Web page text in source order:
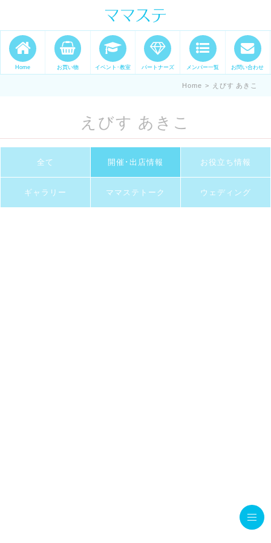
ママの才能発信します。 手づくり
表現ステージ ママステ スキル・セ
ンスを表現したいママが集まって
Home お買い物 イベント･教室 パートナーズ メンバー一覧 お問い合わせ
Home > えびす あきこ
えびす あきこ
全て 開催･出店情報 お役立ち情報
ギャラリー ママステトーク ウェディング